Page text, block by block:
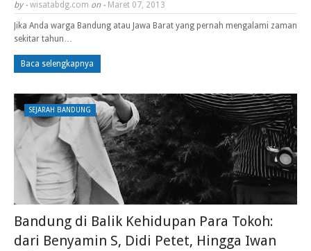
by - wisatabdg.com on - Maret 07, 2013
Jika Anda warga Bandung atau Jawa Barat yang pernah mengalami zaman
sekitar tahun…
Baca selengkapnya
SEJARAH BANDUNG
Bandung di Balik Kehidupan Para Tokoh:
dari Benyamin S, Didi Petet, Hingga Iwan